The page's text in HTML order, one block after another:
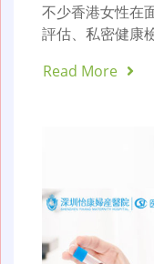
不少香港女性在
評估、私密健
Read More